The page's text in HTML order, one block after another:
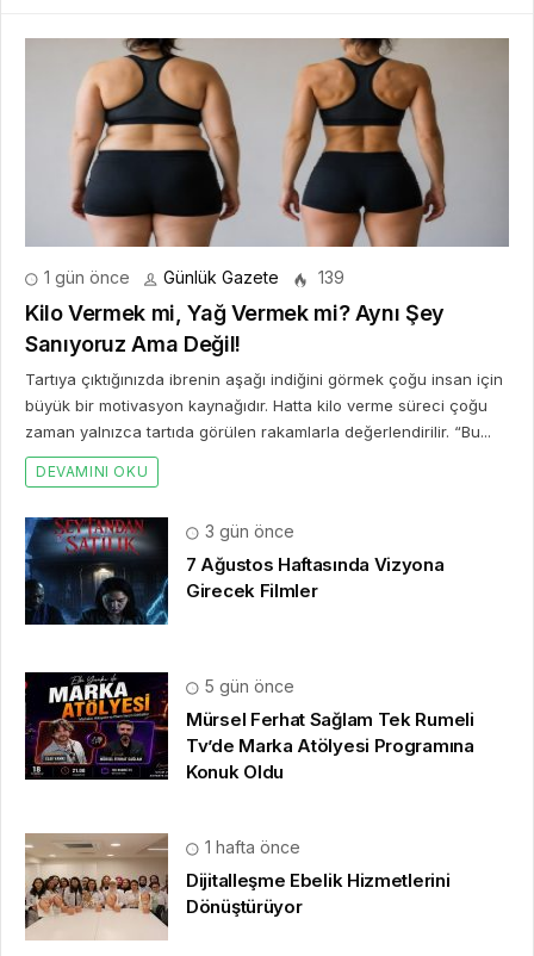
1 gün önce Günlük Gazete 139
Kilo Vermek mi, Yağ Vermek mi? Aynı Şey
Sanıyoruz Ama Değil!
Tartıya çıktığınızda ibrenin aşağı indiğini görmek çoğu insan için
büyük bir motivasyon kaynağıdır. Hatta kilo verme süreci çoğu
zaman yalnızca tartıda görülen rakamlarla değerlendirilir. “Bu...
DEVAMINI OKU
3 gün önce
7 Ağustos Haftasında Vizyona
Girecek Filmler
5 gün önce
Mürsel Ferhat Sağlam Tek Rumeli
Tv’de Marka Atölyesi Programına
Konuk Oldu
1 hafta önce
Dijitalleşme Ebelik Hizmetlerini
Dönüştürüyor